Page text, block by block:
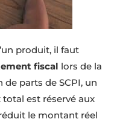
produit, il faut
fiscal lors de la
parts de SCPI, un
est réservé aux
le montant réel